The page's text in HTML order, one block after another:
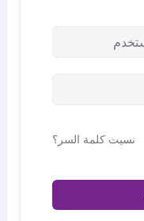
نسيت كلمة السر؟